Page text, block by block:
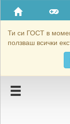
Ти си ГОСТ в
ползваш всички
Приятели
Хронология на
Подаръците на
Картичките на